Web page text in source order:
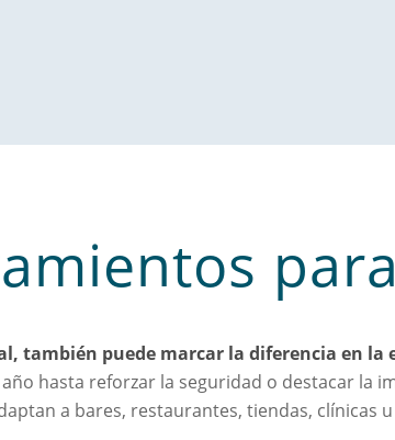
también puede marcar la diferencia en
hasta reforzar la seguridad o destacar la
a bares, restaurantes, tiendas, clínicas